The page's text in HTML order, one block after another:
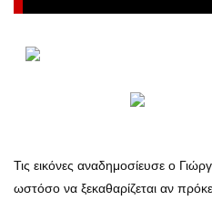
Τις εικόνες αναδημοσίευσε ο
ωστόσο να ξεκαθαρίζεται αν